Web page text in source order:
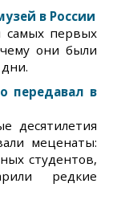
в России
самых первых
они были
передавал в
десятилетия
меценаты:
студентов,
редкие